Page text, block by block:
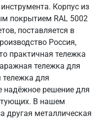
Корпус из
покрытием RAL 5002
поставляется в
Россия,
практичная тележка
тележка для
для
решение для
В нашем
другая металлическая